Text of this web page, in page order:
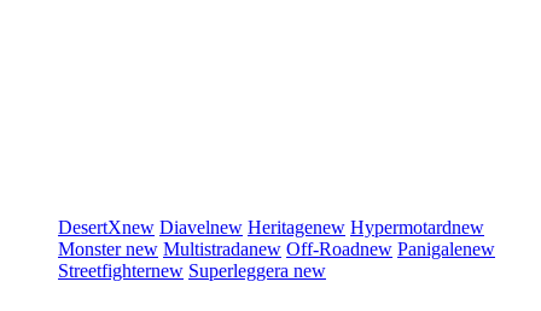
DesertXnew Diavelnew Heritagenew Hypermotardnew
Monsternew Multistradanew Off-Roadnew Panigalenew
Streetfighternew Superleggera new